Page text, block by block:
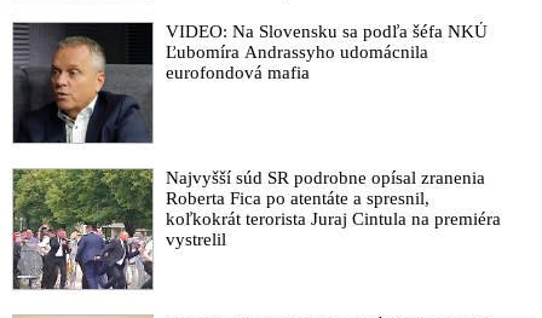
VIDEO: Na Slovensku sa podľa šéfa NKÚ
Ľubomíra Andrassyho udomácnila
eurofondová mafia
Najvyšší súd SR podrobne opísal zranenia
Roberta Fica po atentáte a spresnil,
koľkokrát terorista Juraj Cintula na premiéra
vystrelil